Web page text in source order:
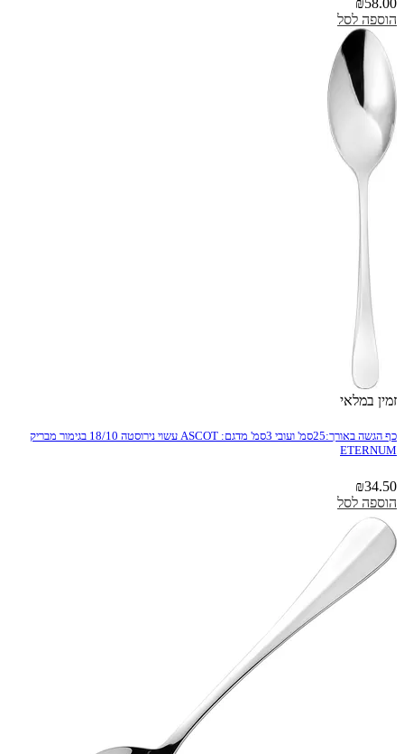
₪58.00
הוספה לסל
זמין במלאי
כף הגשה באורך:25סמ' ועובי 3סמ' מדגם: ASCOT עשוי נירוסטה 18/10 בגימור מבריק
ETERNUM
₪34.50
הוספה לסל